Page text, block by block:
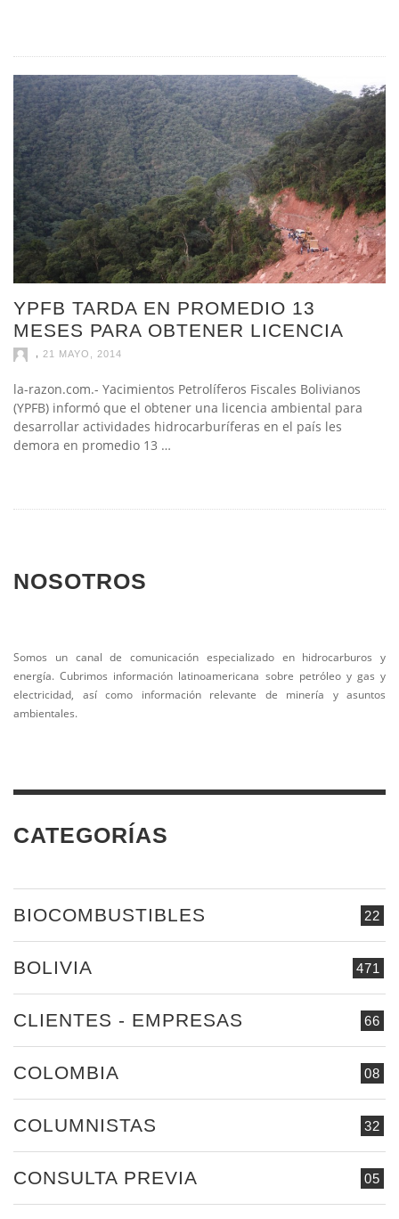
YPFB TARDA EN PROMEDIO 13
MESES PARA OBTENER LICENCIA
, 21 MAYO, 2014
la-razon.com.- Yacimientos Petrolíferos Fiscales Bolivianos
(YPFB) informó que el obtener una licencia ambiental para
desarrollar actividades hidrocarburíferas en el país les
demora en promedio 13 …
NOSOTROS
Somos un canal de comunicación especializado en hidrocarburos y
energía. Cubrimos información latinoamericana sobre petróleo y gas y
electricidad, así como información relevante de minería y asuntos
ambientales.
CATEGORÍAS
22
BIOCOMBUSTIBLES
471
BOLIVIA
66
CLIENTES - EMPRESAS
08
COLOMBIA
32
COLUMNISTAS
05
CONSULTA PREVIA